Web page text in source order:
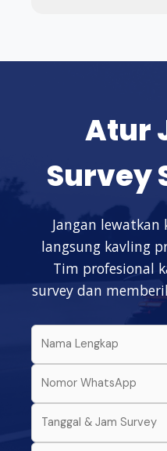
Atur
Survey
Jangan
langsung kavling
Tim profesional
survey dan